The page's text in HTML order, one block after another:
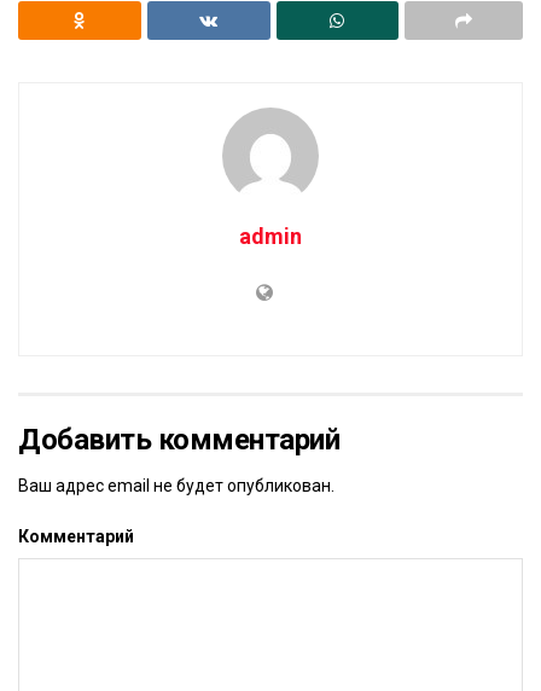
admin
Добавить комментарий
Ваш адрес email не будет опубликован.
Комментарий